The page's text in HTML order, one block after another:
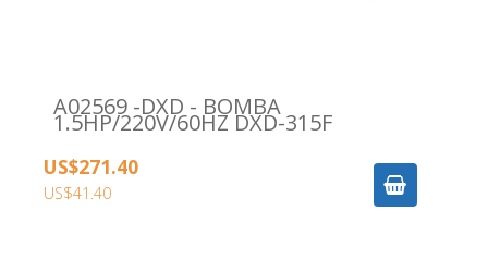
A02569 -DXD - BOMBA
1.5HP/220V/60HZ DXD-315F
US$271.40
US$41.40